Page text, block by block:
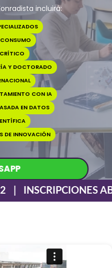
incluirá:
Y DOCTORADO
CON IA
EN DATOS
DE INNOVACIÓN
| INSCRIPCIONES